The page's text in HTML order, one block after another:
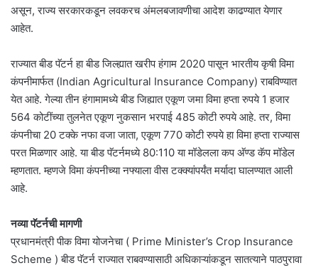
असून, राज्य सरकारकडून लवकरच अंमलबजावणीचा आदेश काढण्यात येणार
आहेत.
राज्यात बीड पॅटर्न हा बीड जिल्ह्यात खरीप हंगाम 2020 पासून भारतीय कृषी विमा
कंपनीमार्फत (Indian Agricultural Insurance Company) राबविण्यात
येत आहे. गेल्या तीन हंगामामध्ये बीड जिह्यात एकूण जमा विमा हप्ता रुपये 1 हजार
564 कोटींच्या तुलनेत एकूण नुकसान भरपाई 485 कोटी रुपये आहे. तर, विमा
कंपनीचा 20 टक्के नफा वजा जाता, एकूण 770 कोटी रुपये हा विमा हप्ता राज्यास
परत मिळणार आहे. या बीड पॅटर्नमध्ये 80:110 या मॉडेलला कप अ‍ॅण्ड कॅप मॉडेल
म्हणतात. म्हणजे विमा कंपनीच्या नफ्याला वीस टक्क्यांपर्यंत मर्यादा घालण्यात आली
आहे.
नव्या पॅटर्नची मागणी
प्रधानमंत्री पीक विमा योजनेचा ( Prime Minister’s Crop Insurance
Scheme ) बीड पॅटर्न राज्यात राबवण्यासाठी अधिकाऱ्यांकडून सातत्याने पाठपुरावा